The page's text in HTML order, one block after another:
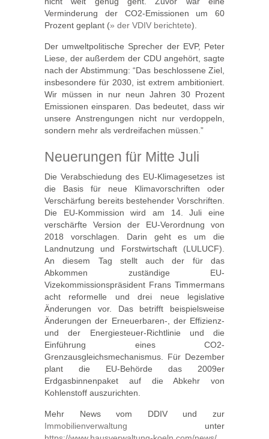
Verminderung der CO2-Emissionen um 60
Prozent geplant (» der VDIV berichtete).
Der umweltpolitische Sprecher der EVP, Peter
Liese, der außerdem der CDU angehört, sagte
nach der Abstimmung: “Das beschlossene Ziel,
insbesondere für 2030, ist extrem ambitioniert.
Wir müssen in nur neun Jahren 30 Prozent
Emissionen einsparen. Das bedeutet, dass wir
unsere Anstrengungen nicht nur verdoppeln,
sondern mehr als verdreifachen müssen.”
Neuerungen für Mitte Juli
Die Verabschiedung des EU-Klimagesetzes ist
die Basis für neue Klimavorschriften oder
Verschärfung bereits bestehender Vorschriften.
Die EU-Kommission wird am 14. Juli eine
verschärfte Version der EU-Verordnung von
2018 vorschlagen. Darin geht es um die
Landnutzung und Forstwirtschaft (LULUCF).
An diesem Tag stellt auch der für das
Abkommen zuständige EU-
Vizekommissionspräsident Frans Timmermans
acht reformelle und drei neue legislative
Änderungen vor. Das betrifft beispielsweise
Änderungen der Erneuerbaren-, der Effizienz-
und der Energiesteuer-Richtlinie und die
Einführung eines CO2-
Grenzausgleichsmechanismus. Für Dezember
plant die EU-Behörde das 2009er
Erdgasbinnenpaket auf die Abkehr von
Kohlenstoff auszurichten.
Mehr News vom DDIV und zur
Immobilienverwaltung unter